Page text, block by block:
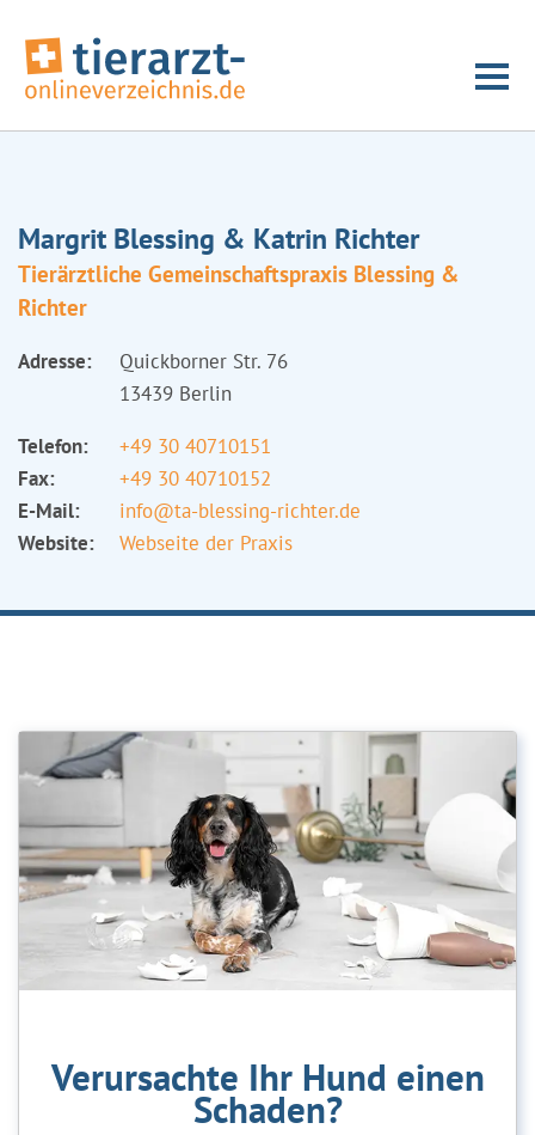
Margrit Blessing & Katrin Richter
Tierärztliche Gemeinschaftspraxis Blessing &
Richter
Adresse:
Quickborner Str. 76
13439 Berlin
Telefon:
+49 30 40710151
Fax:
+49 30 40710152
E-Mail:
info@ta-blessing-richter.de
Website:
Webseite der Praxis
Verursachte Ihr Hund einen
Schaden?